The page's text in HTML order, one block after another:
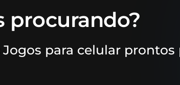
procurando?
Jogos para celular